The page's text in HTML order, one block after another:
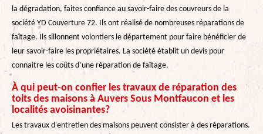
la dégradation, faites confiance au savoir-faire des couvreurs de la
société YD Couverture 72. Ils ont réalisé de nombreuses réparations de
faîtage. Ils sillonnent volontiers le département pour faire bénéficier de
leur savoir-faire les propriétaires. La société établit un devis pour
connaitre les coûts d’une réparation de faîtage.
À qui peut-on confier les travaux de réparation des
toits des maisons à Auvers Sous Montfaucon et les
localités avoisinantes?
Les travaux d'entretien des maisons peuvent consister à des réparations.